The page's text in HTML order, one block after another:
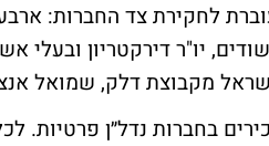
לחקירת צד החברות:
יו"ר דירקטריון ובעלי
מקבוצת דלק, שמואל
בחברות נדל״ן פרטיות.